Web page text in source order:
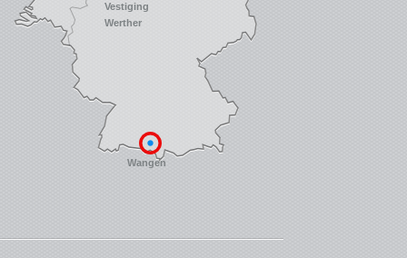
Vestiging
Werther
Wangen